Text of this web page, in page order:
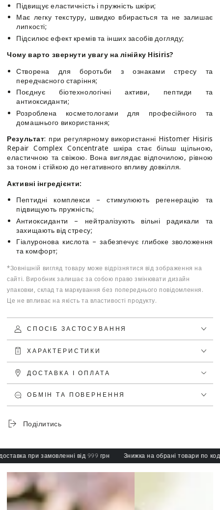
Підвищує еластичність і пружність шкіри;
Має легку текстуру, швидко вбирається та не залишає
липкості;
Підсилює ефект кремів та інших засобів догляду;
Чому варто звернути увагу на лінійку Hisiris?
Створена для боротьби з ознаками стресу та
передчасного старіння;
Поєднує біотехнологічні активи, пептиди та
антиоксиданти;
Розроблена косметологами для професійного та
домашнього використання;
Результат: при регулярному використанні Histomer Hisiris
Repair Complex Concentrate шкіра стає більш щільною,
еластичною та свіжою. Вона виглядає відпочилою, рівною
за тоном і стійкою до негативного впливу довкілля.
Активні інгредієнти:
Пептидні комплекси – стимулюють регенерацію та
підвищують пружність;
Антиоксиданти – нейтралізують вільні радикали та
захищають від стресу;
Гіалуронова кислота – забезпечує глибоке зволоження
та комфорт;
*Зовнішній вигляд товару може відрізнятися від зображення на
сайті. Виробник залишає за собою право змінювати дизайн
упаковки, склад та маркування без попереднього повідомлення.
Це не впливає на якість та властивості продукту.
СПОСІБ ЗАСТОСУВАННЯ
ХАРАКТЕРИСТИКИ
ДОСТАВКА І ОПЛАТА
ОБМІН ТА ПОВЕРНЕННЯ
Поділитись
при замовленні від 999 грн Знижка на обрані товари по коду: